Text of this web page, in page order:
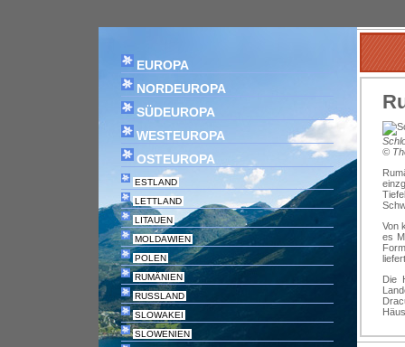
EUROPA
NORDEUROPA
SÜDEUROPA
WESTEUROPA
OSTEUROPA
ESTLAND
LETTLAND
LITAUEN
MOLDAWIEN
POLEN
RUMÄNIEN
RUSSLAND
SLOWAKEI
SLOWENIEN
©
Von
es
Die